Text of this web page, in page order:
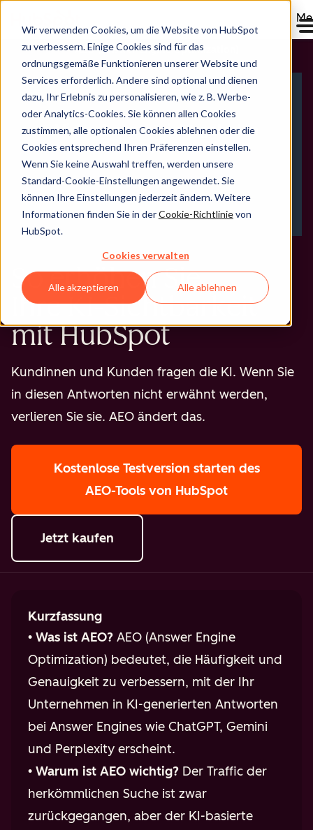
Wir verwenden Cookies, um die Website von HubSpot
zu verbessern. Einige Cookies sind für das
ordnungsgemäße Funktionieren unserer Website und
Services erforderlich. Andere sind optional und dienen
dazu, Ihr Erlebnis zu personalisieren, wie z. B. Werbe-
oder Analytics-Cookies. Sie können allen Cookies
zustimmen, alle optionalen Cookies ablehnen oder die
Cookies entsprechend Ihren Präferenzen einstellen.
Wenn Sie keine Auswahl treffen, werden unsere
Standard-Cookie-Einstellungen angewendet. Sie
können Ihre Einstellungen jederzeit ändern. Weitere
Informationen finden Sie in derCookie-Richtlinievon
HubSpot.
Cookies verwalten
Alle akzeptieren Alle ablehnen
AEO (Answer Engine Optimization)
So erhöhen Sie
Ihre KI-Sichtbarkeit
mit HubSpot
Kundinnen und Kunden fragen die KI. Wenn Sie
in diesen Antworten nicht erwähnt werden,
verlieren Sie sie. AEO ändert das.
Kostenlose Testversion starten des
AEO-Tools von HubSpot
Jetzt kaufen
Kurzfassung
• Was ist AEO? AEO (Answer Engine
Optimization) bedeutet, die Häufigkeit und
Genauigkeit zu verbessern, mit der Ihr
Unternehmen in KI-generierten Antworten
bei Answer Engines wie ChatGPT, Gemini
und Perplexity erscheint.
• Warum ist AEO wichtig? Der Traffic der
herkömmlichen Suche ist zwar
zurückgegangen, aber der KI-basierte